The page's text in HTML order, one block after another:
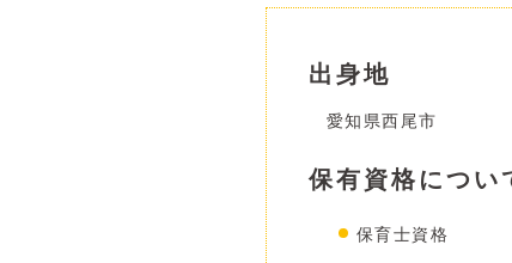
出身地
愛知県西尾市
保有資格につい
保育士資格